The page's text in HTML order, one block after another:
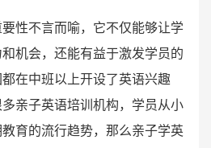
性不言而喻，它不仅能够让学
机会，还能有益于激发学员的
在中班以上开设了英语兴趣
亲子英语培训机构，学员从小
育的流行趋势，那么亲子学英